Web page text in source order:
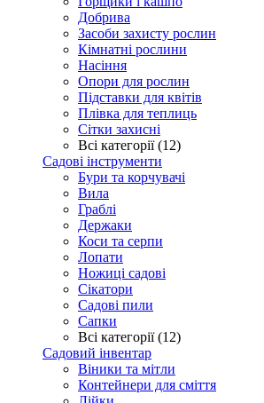
Добрива
Засоби захисту рослин
Кімнатні рослини
Насіння
Опори для рослин
Підставки для квітів
Плівка для теплиць
Сітки захисні
Всі категорії (12)
Садові інструменти
Бури та корчувачі
Вила
Граблі
Держаки
Коси та серпи
Лопати
Ножиці садові
Сікатори
Садові пили
Сапки
Всі категорії (12)
Садовий інвентар
Віники та мітли
Контейнери для сміття